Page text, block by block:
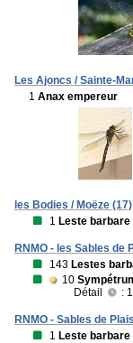
Les Ajoncs / Sainte-
1 Anax empereur
les Bodies / Moëze (17)
1 Leste barbare
RNMO - les Sables de
143 Lestes
10
Détail
:
RNMO - Sables de
1 Leste barbare